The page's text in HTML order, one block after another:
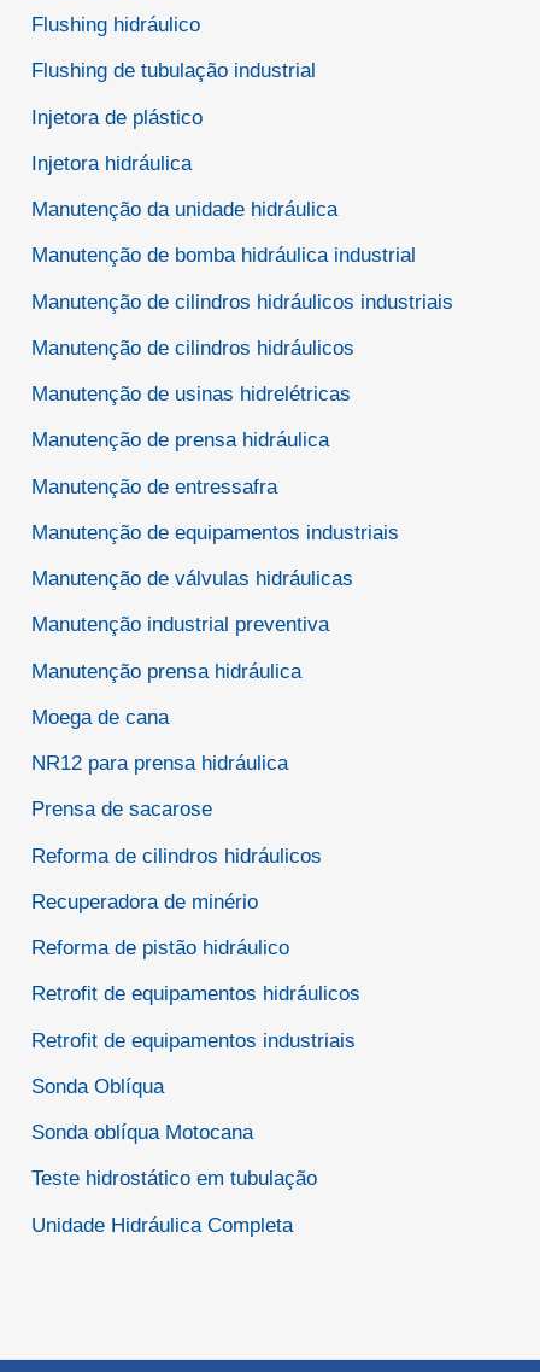
Flushing hidráulico
Flushing de tubulação industrial
Injetora de plástico
Injetora hidráulica
Manutenção da unidade hidráulica
Manutenção de bomba hidráulica industrial
Manutenção de cilindros hidráulicos industriais
Manutenção de cilindros hidráulicos
Manutenção de usinas hidrelétricas
Manutenção de prensa hidráulica
Manutenção de entressafra
Manutenção de equipamentos industriais
Manutenção de válvulas hidráulicas
Manutenção industrial preventiva
Manutenção prensa hidráulica
Moega de cana
NR12 para prensa hidráulica
Prensa de sacarose
Reforma de cilindros hidráulicos
Recuperadora de minério
Reforma de pistão hidráulico
Retrofit de equipamentos hidráulicos
Retrofit de equipamentos industriais
Sonda Oblíqua
Sonda oblíqua Motocana
Teste hidrostático em tubulação
Unidade Hidráulica Completa